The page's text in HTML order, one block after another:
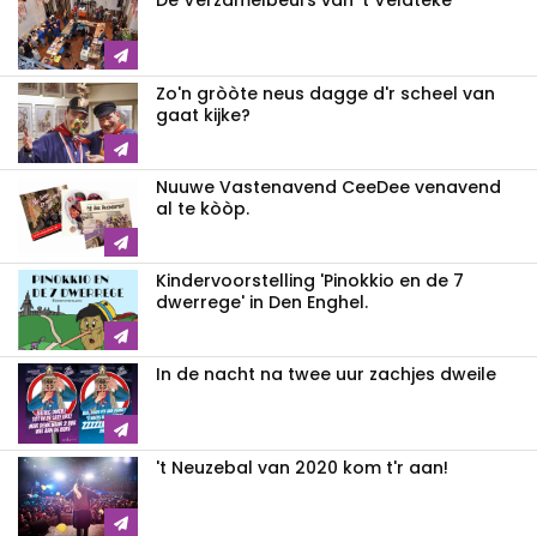
Zo'n gròòte neus dagge d'r scheel van
gaat kijke?
Nuuwe Vastenavend CeeDee venavend
al te kòòp.
Kindervoorstelling 'Pinokkio en de 7
dwerrege' in Den Enghel.
In de nacht na twee uur zachjes dweile
't Neuzebal van 2020 kom t'r aan!